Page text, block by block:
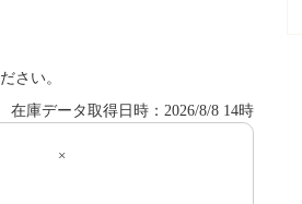
さい。
在庫データ取得日時：2026/8/8 14時
×